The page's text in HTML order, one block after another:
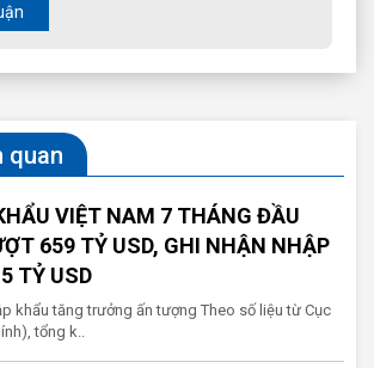
quan
VIỆT NAM 7 THÁNG ĐẦU
659 TỶ USD, GHI NHẬN NHẬP
TỶ USD
khẩu tăng trưởng ấn tượng Theo số liệu từ Cục
tổng k..